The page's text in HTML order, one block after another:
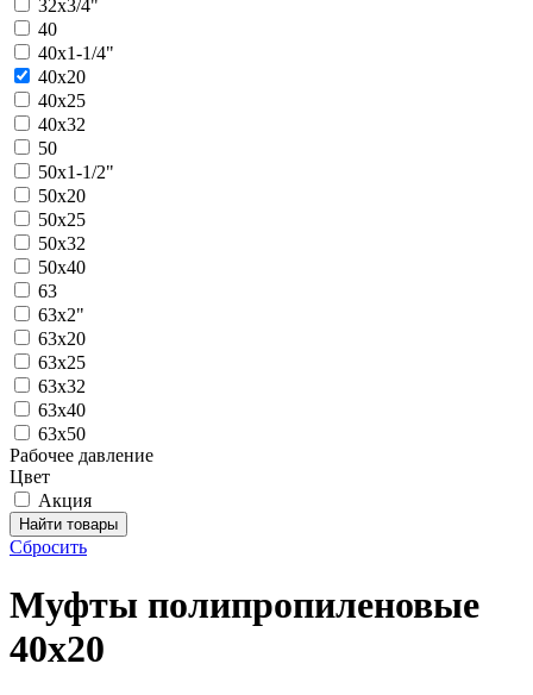
Муфты полипропиленовые
40х20
32х3/4"
40
40х1-1/4"
40х20
40х25
40х32
50
50х1-1/2"
50х20
50х25
50х32
50х40
63
63х2"
63х20
63х25
63х32
63х40
63х50
Рабочее давление
Цвет
Акция
Сбросить